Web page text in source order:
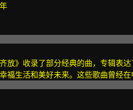
放》收录了部分经典的曲，专辑表
福生活和美好未来。这些歌曲曾经